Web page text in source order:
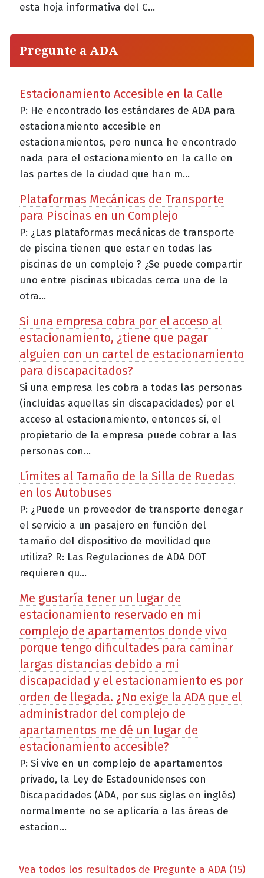
esta hoja informativa del C...
Pregunte a ADA
Estacionamiento Accesible en la Calle
P: He encontrado los estándares de ADA para
estacionamiento accesible en
estacionamientos, pero nunca he encontrado
nada para el estacionamiento en la calle en
las partes de la ciudad que han m...
Plataformas Mecánicas de Transporte
para Piscinas en un Complejo
P: ¿Las plataformas mecánicas de transporte
de piscina tienen que estar en todas las
piscinas de un complejo ? ¿Se puede compartir
uno entre piscinas ubicadas cerca una de la
otra...
Si una empresa cobra por el acceso al
estacionamiento, ¿tiene que pagar
alguien con un cartel de estacionamiento
para discapacitados?
Si una empresa les cobra a todas las personas
(incluidas aquellas sin discapacidades) por el
acceso al estacionamiento, entonces sí, el
propietario de la empresa puede cobrar a las
personas con...
Límites al Tamaño de la Silla de Ruedas
en los Autobuses
P: ¿Puede un proveedor de transporte denegar
el servicio a un pasajero en función del
tamaño del dispositivo de movilidad que
utiliza? R: Las Regulaciones de ADA DOT
requieren qu...
Me gustaría tener un lugar de
estacionamiento reservado en mi
complejo de apartamentos donde vivo
porque tengo dificultades para caminar
largas distancias debido a mi
discapacidad y el estacionamiento es por
orden de llegada. ¿No exige la ADA que el
administrador del complejo de
apartamentos me dé un lugar de
estacionamiento accesible?
P: Si vive en un complejo de apartamentos
privado, la Ley de Estadounidenses con
Discapacidades (ADA, por sus siglas en inglés)
normalmente no se aplicaría a las áreas de
estacion...
Vea todos los resultados de Pregunte a ADA (15)